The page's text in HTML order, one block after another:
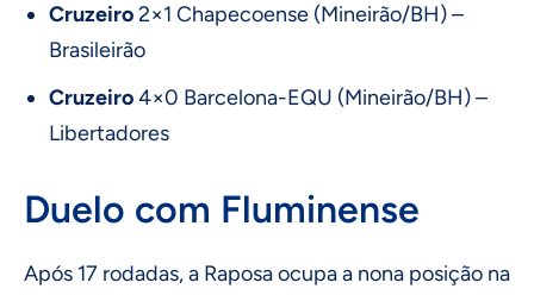
Cruzeiro2×1 Chapecoense (Mineirão/BH) –
Brasileirão
Cruzeiro4×0 Barcelona-EQU (Mineirão/BH) –
Libertadores
Duelo com Fluminense
Após 17 rodadas, a Raposa ocupa a nona posição na